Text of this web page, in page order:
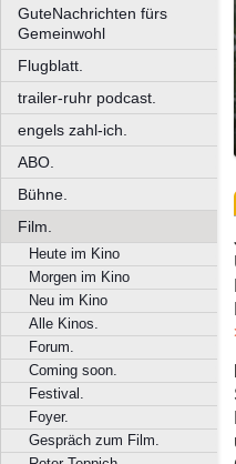
GuteNachrichten fürs
Gemeinwohl
Flugblatt.
trailer-ruhr podcast.
engels zahl-ich.
ABO.
Bühne.
Film.
Heute im Kino
Morgen im Kino
Neu im Kino
Alle Kinos.
Forum.
Coming soon.
Festival.
Foyer.
Gespräch zum Film.